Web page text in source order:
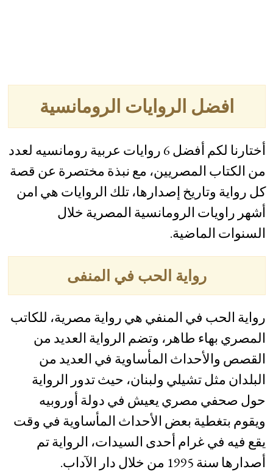
افضل الروايات الرومانسية
أختارنا لكم أفضل 6 روايات عربية رومانسيه لعدد
من الكتاب المصريين، مع نبذة مختصرة عن قصة
كل رواية وتاريخ إصدارها، تلك الروايات هي امن
أشهر راويات الرومانسية المصرية خلال
السنوات الماضية.
رواية الحب في المنفى
رواية الحب في المنفي هي رواية مصرية، للكاتب
المصري بهاء طاهر، وتضم الرواية العديد من
القصص والأحداث المأساوية في العديد من
البلدان مثل تشيلي ولبنان، حيث تدور الرواية
حول صحفي مصري يعيش في دولة أوروبيه
ويقوم بتغطية بعض الأحداث المأساوية في وقت
يقع فيه في غرام أحدى السيدات، الرواية تم
أصدارها سنة 1995 من خلال دار الآداب.